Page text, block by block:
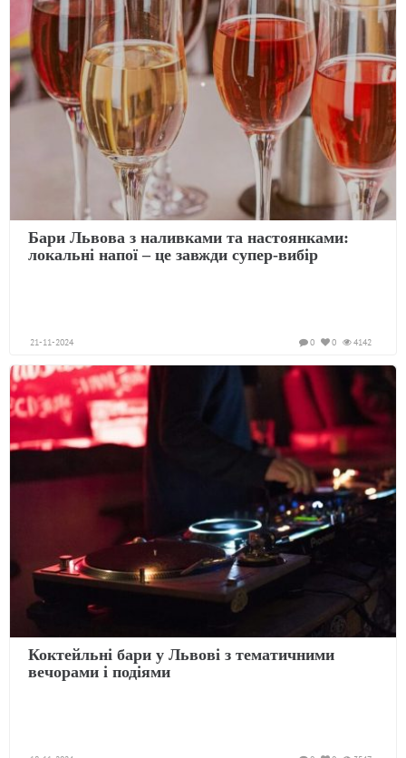
Бари Львова з наливками та настоянками:
локальні напої – це завжди супер-вибір
21-11-2024 4142
0
0
Коктейльні бари у Львові з тематичними
вечорами і подіями